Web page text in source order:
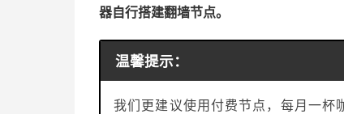
器自行搭建翻墙节点。
温馨提示：
我们更建议使用付费节点，每月一杯